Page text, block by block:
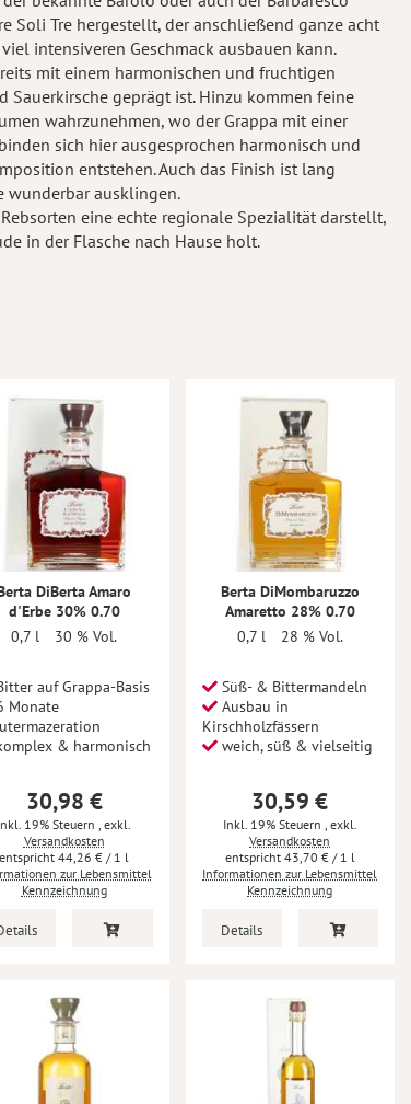
Soli Tre hergestellt, der anschließend ganze acht
intensiveren Geschmack ausbauen kann.
mit einem harmonischen und fruchtigen
Sauerkirsche geprägt ist. Hinzu kommen feine
wahrzunehmen, wo der Grappa mit einer
sich hier ausgesprochen harmonisch und
entstehen. Auch das Finish ist lang
wunderbar ausklingen.
eine echte regionale Spezialität darstellt,
in der Flasche nach Hause holt.
DiBerta Amaro
d'Erbe 30% 0.70
0,7 l
30 % Vol.
auf Grappa-Basis
Monate
& harmonisch
30,98 €
19% Steuern, exkl.
Versandkosten
44,26 € / 1 l
zur Lebensmittel
Kennzeichnung
Berta DiMombaruzzo
Amaretto 28% 0.70
0,7 l
28 % Vol.
Süß- & Bittermandeln
Ausbau in
Kirschholzfässern
weich, süß & vielseitig
30,59 €
Inkl. 19% Steuern , exkl.
Versandkosten
43,70 €/ 1 l
Informationen zur Lebensmittel
Kennzeichnung
Details